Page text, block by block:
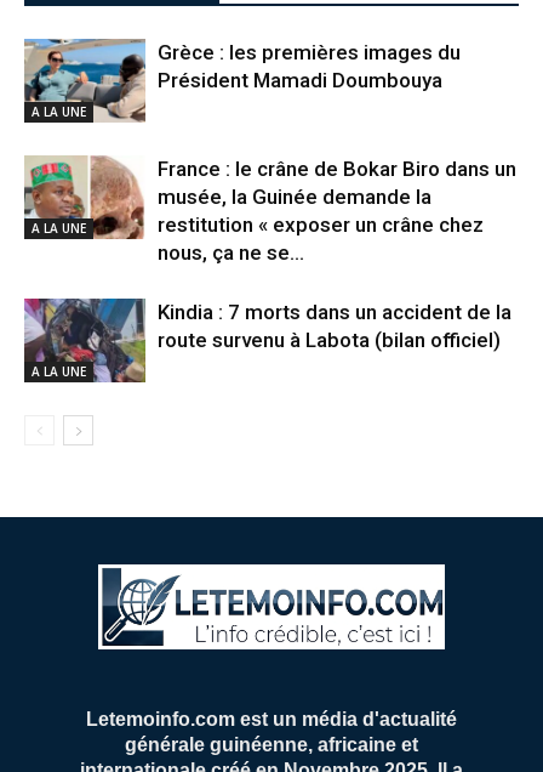
A LA UNE
Grèce : les premières images du
Président Mamadi Doumbouya
A LA UNE
France : le crâne de Bokar Biro dans un
musée, la Guinée demande la
restitution « exposer un crâne chez
nous, ça ne se...
A LA UNE
Kindia : 7 morts dans un accident de la
route survenu à Labota (bilan officiel)
Letemoinfo.com est un média d'actualité
générale guinéenne, africaine et